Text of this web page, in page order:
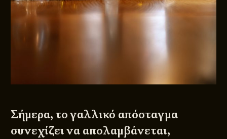
Σήμερα, το γαλλικό απόσταγμα
συνεχίζει να απολαμβάνεται,